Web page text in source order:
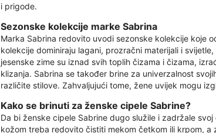
i prigode.
Sezonske kolekcije marke Sabrina
Marka Sabrina redovito uvodi sezonske kolekcije koje
kolekcije dominiraju lagani, prozračni materijali i
jesenske zime su iznad svih toplih čizama i čizama,
klizanja. Sabrina se također brine za univerzalnost
različite stilove. Zahvaljujući tome, žene uvijek mogu
Kako se brinuti za ženske cipele Sabrine?
Da bi ženske cipele Sabrine dugo služile i zadržale
kožom treba redovito čistiti mekom četkom ili krpom,